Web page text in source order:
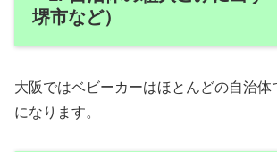
堺市など）
大阪ではベビーカーはほとんどの自治体
になります。